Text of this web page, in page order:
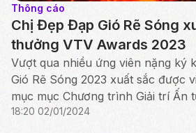
Thông cáo
Chị Đẹp Đạp Gió Rẽ Sóng
thưởng VTV Awards 2023
Vượt qua nhiều ứng viên nặng ký
Gió Rẽ Sóng 2023 xuất sắc được
mục mục Chương trình Giải trí Ấn
sản xuất cho biết, đây là giải
18:20 02/01/2024